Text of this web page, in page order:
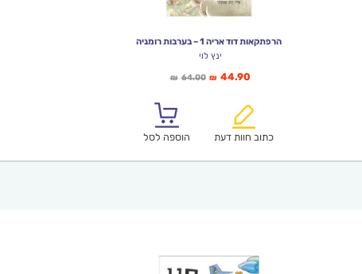
הרפתקאות דוד אריה 1 – בערבות רומניה
ינץ לוי
₪ 64.00המחיר
₪64.00.
₪ 44.90המחיר
הוא:
כתוב חוות דעת
הוספה לסל